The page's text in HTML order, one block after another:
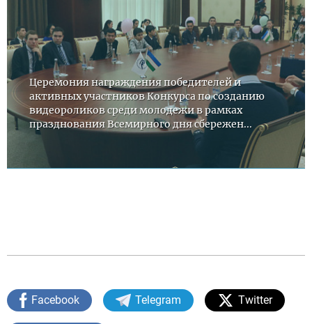
Церемония награждения победителей и
активных участников Конкурса по созданию
видеороликов среди молодежи в рамках
празднования Всемирного дня сбережен...
Facebook Telegram Twitter